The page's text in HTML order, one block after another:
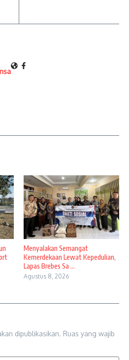
Menyalakan Semangat
Kemerdekaan Lewat Kepedulian,
Lapas Brebes Sa ...
Agustus 8, 2026
dipublikasikan. Ruas yang wajib